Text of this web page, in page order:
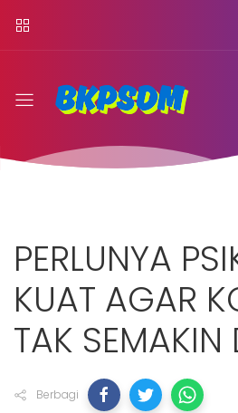
PERLUNYA
KUAT AGAR
TAK SEMAKIN
Berbagi